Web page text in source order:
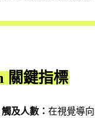
關鍵指標
及人數： 在視覺導